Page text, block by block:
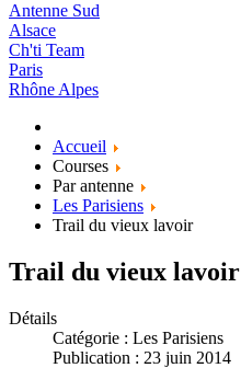
Antenne Sud
Alsace
Ch'ti Team
Paris
Rhône Alpes
Accueil
Courses
Par antenne
Les Parisiens
Trail du vieux lavoir
Trail du vieux lavoir
Détails
Catégorie : Les Parisiens
Publication : 23 juin 2014